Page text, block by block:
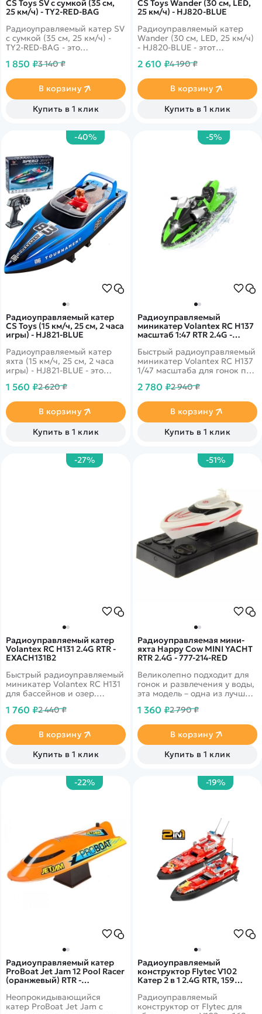
CS Toys SV с сумкой (35 см,
25 км/ч) - TY2-RED-BAG
Радиоуправляемый катер SV
с сумкой (35 см, 25 км/ч) -
TY2-RED-BAG - это
на радиоуправлении в
удобной транспортировки и
хранения лодки. Помимо
высокой скорости катер
отличает полностью
управление и наличие
заднего хода. Возможность
быстро, так и медленно
позволит использовать
любой водоем - от
небольшого бассейна до
открытого моря!
1 850 ₽3 140 ₽
В корзину
Купить в 1 клик
CS Toys Wander (30 см, LED,
25 км/ч) - HJ820-BLUE
Радиоуправляемый катер
Wander (30 см, LED, 25 км/ч)
- HJ820-BLUE - этот
несмотря на свой небольшой
максимальной скорости 25
км/ч, благодаря мощному
коллекторному
электродвигателю!
2 610 ₽4 190 ₽
В корзину
Купить в 1 клик
-40%
Радиоуправляемый катер
CS Toys (15 км/ч, 25 см, 2 часа
игры) - HJ821-BLUE
Радиоуправляемый катер
яхта (15 км/ч, 25 см, 2 часа
игры) - HJ821-BLUE - это
яхта HJ821 от компании HJ с
подсветкой и возможностью
игры до 2 часов. Яхта
предназначена для
использования на озерах,
1 560 ₽2 620 ₽
В корзину
Купить в 1 клик
-5%
Радиоуправляемый
миникатер Volantex RC H137
масштаб 1:47 RTR 2.4G -
Быстрый радиоуправляемый
миникатер Volantex RC H137
1/47 масштаба для гонок по
двигателями и пультом
2,4 ГГц.
2 780 ₽2 940 ₽
В корзину
Купить в 1 клик
-27%
Радиоуправляемый катер
Volantex RC H131 2.4G RTR -
EXACH131B2
Быстрый радиоуправляемый
миникатер Volantex RC H131
для бассейнов и озер.
коллекторный двигатель,
скорость модели.
1 760 ₽2 440 ₽
В корзину
Купить в 1 клик
-51%
Радиоуправляемая мини-
яхта Happy Cow MINI YACHT
RTR 2.4G - 777-214-RED
Великолепно подходит для
гонок и развлечения у воды,
эта модель – одна из лучших
доставит Вам массу
1 360 ₽2 790 ₽
В корзину
Купить в 1 клик
-22%
Радиоуправляемый катер
ProBoat Jet Jam 12 Pool Racer
(оранжевый) RTR -
Неопрокидывающийся
катер ProBoat Jet Jam с
-19%
Радиоуправляемый
конструктор Flytec V102
Катер 2 в 1 2.4G RTR, 159
Радиоуправляемый
конструктор от Flytec для